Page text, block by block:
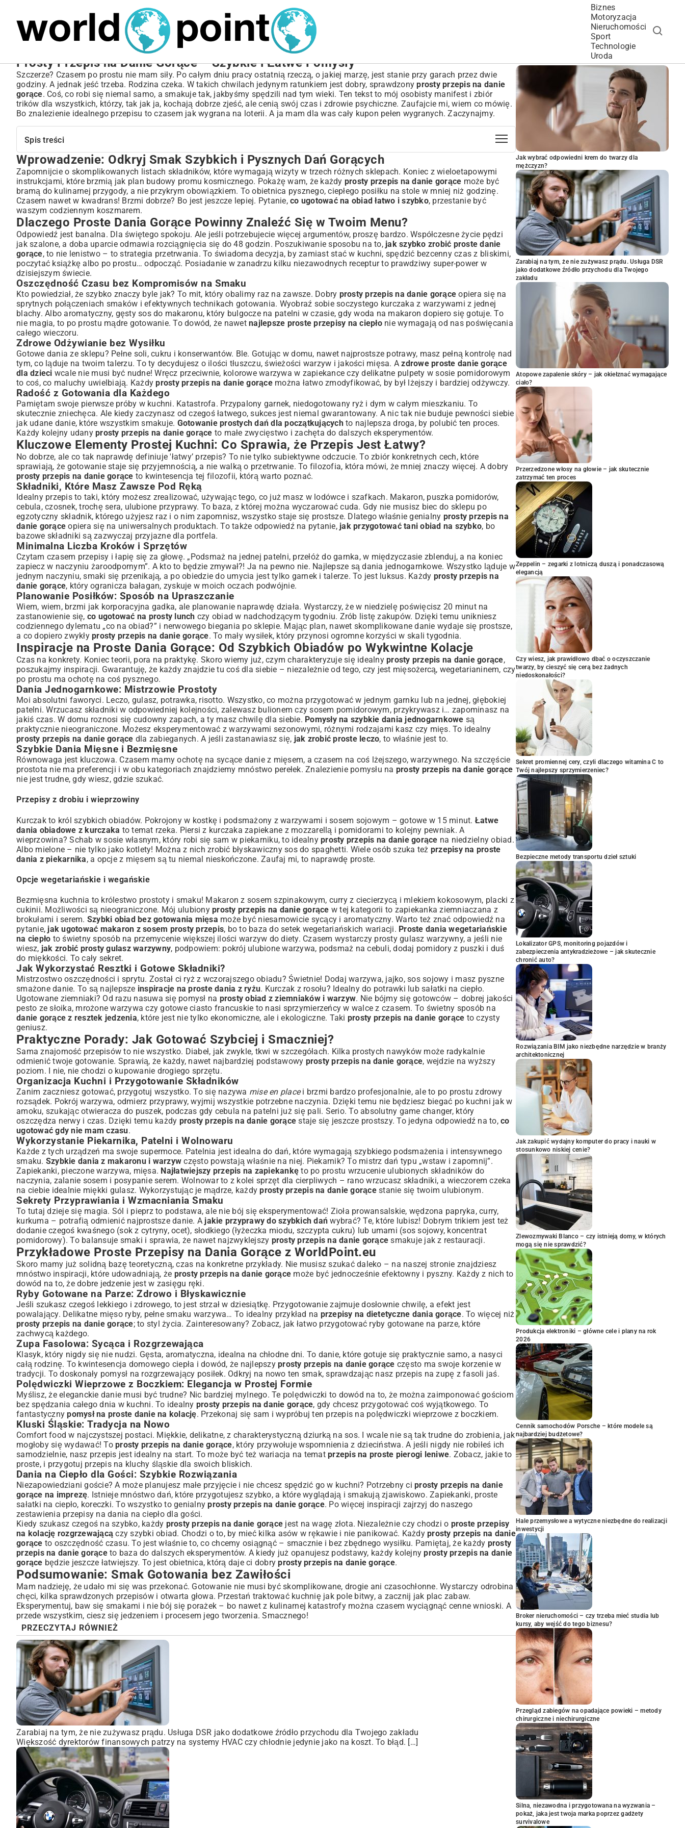
Biznes
Motoryzacja
Nieruchomości
Sport
Technologie
Uroda
Prosty Przepis na Danie Gorące – Szybkie i Łatwe Pomysły
Szczerze? Czasem po prostu nie mam siły. Po całym dniu pracy ostatnią rzeczą, o jakiej marzę, jest stanie przy garach przez dwie
godziny. A jednak jeść trzeba. Rodzina czeka. W takich chwilach jedynym ratunkiem jest dobry, sprawdzonyprosty przepis na danie
gorące. Coś, co robi się niemal samo, a smakuje tak, jakbyśmy spędzili nad tym wieki. Ten tekst to mój osobisty manifest i zbiór
trików dla wszystkich, którzy, tak jak ja, kochają dobrze zjeść, ale cenią swój czas i zdrowie psychiczne. Zaufajcie mi, wiem co mówię.
Bo znalezienie idealnego przepisu to czasem jak wygrana na loterii. A ja mam dla was cały kupon pełen wygranych. Zaczynajmy.
Spis treści
Wprowadzenie: Odkryj Smak Szybkich i Pysznych Dań Gorących
Dlaczego Proste Dania Gorące Powinny Znaleźć Się w Twoim Menu?
Oszczędność Czasu bez Kompromisów na Smaku
Zdrowe Odżywianie bez Wysiłku
Radość z Gotowania dla Każdego
Kluczowe Elementy Prostej Kuchni: Co Sprawia, że Przepis Jest Łatwy?
Składniki, Które Masz Zawsze Pod Ręką
Minimalna Liczba Kroków i Sprzętów
Planowanie Posiłków: Sposób na Upraszczanie
Inspiracje na Proste Dania Gorące: Od Szybkich Obiadów po Wykwintne Kolacje
Dania Jednogarnkowe: Mistrzowie Prostoty
Szybkie Dania Mięsne i Bezmięsne
Jak Wykorzystać Resztki i Gotowe Składniki?
Praktyczne Porady: Jak Gotować Szybciej i Smaczniej?
Organizacja Kuchni i Przygotowanie Składników
Wykorzystanie Piekarnika, Patelni i Wolnowaru
Sekrety Przyprawiania i Wzmacniania Smaku
Przykładowe Proste Przepisy na Dania Gorące z WorldPoint.eu
Ryby Gotowane na Parze: Zdrowo i Błyskawicznie
Zupa Fasolowa: Sycąca i Rozgrzewająca
Polędwiczki Wieprzowe z Boczkiem: Elegancja w Prostej Formie
Kluski Śląskie: Tradycja na Nowo
Dania na Ciepło dla Gości: Szybkie Rozwiązania
Podsumowanie: Smak Gotowania bez Zawiłości
Wprowadzenie: Odkryj Smak Szybkich i Pysznych Dań Gorących
Zapomnijcie o skomplikowanych listach składników, które wymagają wizyty w trzech różnych sklepach. Koniec z wieloetapowymi
instrukcjami, które brzmią jak plan budowy promu kosmicznego. Pokażę wam, że każdy prosty przepis na danie gorące może być
bramą do kulinarnej przygody, a nie przykrym obowiązkiem. To obietnica pysznego, ciepłego posiłku na stole w mniej niż godzinę.
Czasem nawet w kwadrans! Brzmi dobrze? Bo jest jeszcze lepiej. Pytanie, co ugotować na obiad łatwo i szybko, przestanie być
waszym codziennym koszmarem.
Dlaczego Proste Dania Gorące Powinny Znaleźć Się w Twoim Menu?
Odpowiedź jest banalna. Dla świętego spokoju. Ale jeśli potrzebujecie więcej argumentów, proszę bardzo. Współczesne życie pędzi
jak szalone, a doba uparcie odmawia rozciągnięcia się do 48 godzin. Poszukiwanie sposobu na to, jak szybko zrobić proste danie
gorące, to nie lenistwo – to strategia przetrwania. To świadoma decyzja, by zamiast stać w kuchni, spędzić bezcenny czas z bliskimi,
poczytać książkę albo po prostu… odpocząć. Posiadanie w zanadrzu kilku niezawodnych receptur to prawdziwy super-power w
dzisiejszym świecie.
Oszczędność Czasu bez Kompromisów na Smaku
Kto powiedział, że szybko znaczy byle jak? To mit, który obalimy raz na zawsze. Dobry prosty przepis na danie gorące opiera się na
sprytnych połączeniach smaków i efektywnych technikach gotowania. Wyobraź sobie soczystego kurczaka z warzywami z jednej
blachy. Albo aromatyczny, gęsty sos do makaronu, który bulgocze na patelni w czasie, gdy woda na makaron dopiero się gotuje. To
nie magia, to po prostu mądre gotowanie. To dowód, że nawet najlepsze proste przepisy na ciepłonie wymagają od nas poświęcania
całego wieczoru.
Zdrowe Odżywianie bez Wysiłku
Gotowe dania ze sklepu? Pełne soli, cukru i konserwantów. Ble. Gotując w domu, nawet najprostsze potrawy, masz pełną kontrolę nad
tym, co ląduje na twoim talerzu. To ty decydujesz o ilości tłuszczu, świeżości warzyw i jakości mięsa. Azdrowe proste danie gorące
dla dzieci wcale nie musi być nudne! Wręcz przeciwnie, kolorowe warzywa w zapiekance czy delikatne pulpety w sosie pomidorowym
to coś, co maluchy uwielbiają. Każdyprosty przepis na danie gorącemożna łatwo zmodyfikować, by był lżejszy i bardziej odżywczy.
Radość z Gotowania dla Każdego
Pamiętam swoje pierwsze próby w kuchni. Katastrofa. Przypalony garnek, niedogotowany ryż i dym w całym mieszkaniu. To
skutecznie zniechęca. Ale kiedy zaczynasz od czegoś łatwego, sukces jest niemal gwarantowany. A nic tak nie buduje pewności siebie
jak udane danie, które wszystkim smakuje. Gotowanie prostych dań dla początkującychto najlepsza droga, by polubić ten proces.
Każdy kolejny udany prosty przepis na danie gorące to małe zwycięstwo i zachęta do dalszych eksperymentów.
Kluczowe Elementy Prostej Kuchni: Co Sprawia, że Przepis Jest Łatwy?
No dobrze, ale co tak naprawdę definiuje 'łatwy’ przepis? To nie tylko subiektywne odczucie. To zbiór konkretnych cech, które
sprawiają, że gotowanie staje się przyjemnością, a nie walką o przetrwanie. To filozofia, która mówi, że mniej znaczy więcej. A dobry
prosty przepis na danie gorące to kwintesencja tej filozofii, którą warto poznać.
Składniki, Które Masz Zawsze Pod Ręką
Idealny przepis to taki, który możesz zrealizować, używając tego, co już masz w lodówce i szafkach. Makaron, puszka pomidorów,
cebula, czosnek, trochę sera, ulubione przyprawy. To baza, z której można wyczarować cuda. Gdy nie musisz biec do sklepu po
egzotyczny składnik, którego użyjesz raz i o nim zapomnisz, wszystko staje się prostsze. Dlatego właśnie genialny prosty przepis na
danie gorące opiera się na uniwersalnych produktach. To także odpowiedź na pytanie, jak przygotować tani obiad na szybko, bo
bazowe składniki są zazwyczaj przyjazne dla portfela.
Minimalna Liczba Kroków i Sprzętów
Czytam czasem przepisy i łapię się za głowę. „Podsmaż na jednej patelni, przełóż do garnka, w międzyczasie zblenduj, a na koniec
zapiecz w naczyniu żaroodpornym”. A kto to będzie zmywał?! Ja na pewno nie. Najlepsze są dania jednogarnkowe. Wszystko ląduje w
jednym naczyniu, smaki się przenikają, a po obiedzie do umycia jest tylko garnek i talerze. To jest luksus. Każdy prosty przepis na
danie gorące, który ogranicza bałagan, zyskuje w moich oczach podwójnie.
Planowanie Posiłków: Sposób na Upraszczanie
Wiem, wiem, brzmi jak korporacyjna gadka, ale planowanie naprawdę działa. Wystarczy, że w niedzielę poświęcisz 20 minut na
zastanowienie się, co ugotować na prosty lunch czy obiad w nadchodzącym tygodniu. Zrób listę zakupów. Dzięki temu unikniesz
codziennego dylematu „co na obiad?” i nerwowego biegania po sklepie. Mając plan, nawet skomplikowane danie wydaje się prostsze,
a co dopiero zwykły prosty przepis na danie gorące. To mały wysiłek, który przynosi ogromne korzyści w skali tygodnia.
Inspiracje na Proste Dania Gorące: Od Szybkich Obiadów po Wykwintne Kolacje
Czas na konkrety. Koniec teorii, pora na praktykę. Skoro wiemy już, czym charakteryzuje się idealny prosty przepis na danie gorące,
poszukajmy inspiracji. Gwarantuję, że każdy znajdzie tu coś dla siebie – niezależnie od tego, czy jest mięsożercą, wegetarianinem, czy
po prostu ma ochotę na coś pysznego.
Dania Jednogarnkowe: Mistrzowie Prostoty
Moi absolutni faworyci. Leczo, gulasz, potrawka, risotto. Wszystko, co można przygotować w jednym garnku lub na jednej, głębokiej
patelni. Wrzucasz składniki w odpowiedniej kolejności, zalewasz bulionem czy sosem pomidorowym, przykrywasz i… zapominasz na
jakiś czas. W domu roznosi się cudowny zapach, a ty masz chwilę dla siebie. Pomysły na szybkie dania jednogarnkowe są
praktycznie nieograniczone. Możesz eksperymentować z warzywami sezonowymi, różnymi rodzajami kasz czy mięs. To idealny
prosty przepis na danie gorące dla zabieganych. A jeśli zastanawiasz się, jak zrobić proste leczo, to właśnie jest to.
Szybkie Dania Mięsne i Bezmięsne
Równowaga jest kluczowa. Czasem mamy ochotę na sycące danie z mięsem, a czasem na coś lżejszego, warzywnego. Na szczęście
prostota nie ma preferencji i w obu kategoriach znajdziemy mnóstwo perełek. Znalezienie pomysłu na prosty przepis na danie gorące
nie jest trudne, gdy wiesz, gdzie szukać.
Przepisy z drobiu i wieprzowiny
Kurczak to król szybkich obiadów. Pokrojony w kostkę i podsmażony z warzywami i sosem sojowym – gotowe w 15 minut. Łatwe
dania obiadowe z kurczaka to temat rzeka. Piersi z kurczaka zapiekane z mozzarellą i pomidorami to kolejny pewniak. A
wieprzowina? Schab w sosie własnym, który robi się sam w piekarniku, to idealny prosty przepis na danie gorące na niedzielny obiad.
Albo mielone – nie tylko jako kotlety! Można z nich zrobić błyskawiczny sos do spaghetti. Wiele osób szuka też przepisy na proste
dania z piekarnika, a opcje z mięsem są tu niemal nieskończone. Zaufaj mi, to naprawdę proste.
Opcje wegetariańskie i wegańskie
Bezmięsna kuchnia to królestwo prostoty i smaku! Makaron z sosem szpinakowym, curry z ciecierzycą i mlekiem kokosowym, placki z
cukinii. Możliwości są nieograniczone. Mój ulubiony prosty przepis na danie gorące w tej kategorii to zapiekanka ziemniaczana z
brokułami i serem. Szybki obiad bez gotowania mięsa może być niesamowicie sycący i aromatyczny. Warto też znać odpowiedź na
pytanie, jak ugotować makaron z sosem prosty przepis, bo to baza do setek wegetariańskich wariacji. Proste dania wegetariańskie
na ciepło to świetny sposób na przemycenie większej ilości warzyw do diety. Czasem wystarczy prosty gulasz warzywny, a jeśli nie
wiesz, jak zrobić prosty gulasz warzywny, podpowiem: pokrój ulubione warzywa, podsmaż na cebuli, dodaj pomidory z puszki i duś
do miękkości. To cały sekret.
Jak Wykorzystać Resztki i Gotowe Składniki?
Mistrzostwo oszczędności i sprytu. Został ci ryż z wczorajszego obiadu? Świetnie! Dodaj warzywa, jajko, sos sojowy i masz pyszne
smażone danie. To są najlepsze inspiracje na proste dania z ryżu. Kurczak z rosołu? Idealny do potrawki lub sałatki na ciepło.
Ugotowane ziemniaki? Od razu nasuwa się pomysł na prosty obiad z ziemniaków i warzyw. Nie bójmy się gotowców – dobrej jakości
pesto ze słoika, mrożone warzywa czy gotowe ciasto francuskie to nasi sprzymierzeńcy w walce z czasem. To świetny sposób na
danie gorące z resztek jedzenia, które jest nie tylko ekonomiczne, ale i ekologiczne. Taki prosty przepis na danie gorące to czysty
geniusz.
Praktyczne Porady: Jak Gotować Szybciej i Smaczniej?
Sama znajomość przepisów to nie wszystko. Diabeł, jak zwykle, tkwi w szczegółach. Kilka prostych nawyków może radykalnie
odmienić twoje gotowanie. Sprawią, że każdy, nawet najbardziej podstawowy prosty przepis na danie gorące, wejdzie na wyższy
poziom. I nie, nie chodzi o kupowanie drogiego sprzętu.
Organizacja Kuchni i Przygotowanie Składników
Zanim zaczniesz gotować, przygotuj wszystko. To się nazywa mise en placei brzmi bardzo profesjonalnie, ale to po prostu zdrowy
rozsądek. Pokrój warzywa, odmierz przyprawy, wyjmij wszystkie potrzebne naczynia. Dzięki temu nie będziesz biegać po kuchni jak w
amoku, szukając otwieracza do puszek, podczas gdy cebula na patelni już się pali. Serio. To absolutny game changer, który
oszczędza nerwy i czas. Dzięki temu każdy prosty przepis na danie gorące staje się jeszcze prostszy. To jedyna odpowiedź na to, co
ugotować gdy nie mam czasu.
Wykorzystanie Piekarnika, Patelni i Wolnowaru
Każde z tych urządzeń ma swoje supermoce. Patelnia jest idealna do dań, które wymagają szybkiego podsmażenia i intensywnego
smaku. Szybkie dania z makaronu i warzyw często powstają właśnie na niej. Piekarnik? To mistrz dań typu „wstaw i zapomnij”.
Zapiekanki, pieczone warzywa, mięsa. Najłatwiejszy przepis na zapiekankę to po prostu wrzucenie ulubionych składników do
naczynia, zalanie sosem i posypanie serem. Wolnowar to z kolei sprzęt dla cierpliwych – rano wrzucasz składniki, a wieczorem czeka
na ciebie idealnie miękki gulasz. Wykorzystując je mądrze, każdyprosty przepis na danie gorącestanie się twoim ulubionym.
Sekrety Przyprawiania i Wzmacniania Smaku
To tutaj dzieje się magia. Sól i pieprz to podstawa, ale nie bój się eksperymentować! Zioła prowansalskie, wędzona papryka, curry,
kurkuma – potrafią odmienić najprostsze danie. A jakie przyprawy do szybkich dań wybrać? Te, które lubisz! Dobrym trikiem jest też
dodanie czegoś kwaśnego (sok z cytryny, ocet), słodkiego (łyżeczka miodu, szczypta cukru) lub umami (sos sojowy, koncentrat
pomidorowy). To balansuje smaki i sprawia, że nawet najzwyklejszy prosty przepis na danie gorące smakuje jak z restauracji.
Przykładowe Proste Przepisy na Dania Gorące z WorldPoint.eu
Skoro mamy już solidną bazę teoretyczną, czas na konkretne przykłady. Nie musisz szukać daleko – na naszej stronie znajdziesz
mnóstwo inspiracji, które udowadniają, że prosty przepis na danie gorące może być jednocześnie efektowny i pyszny. Każdy z nich to
dowód na to, że dobre jedzenie jest w zasięgu ręki.
Ryby Gotowane na Parze: Zdrowo i Błyskawicznie
Jeśli szukasz czegoś lekkiego i zdrowego, to jest strzał w dziesiątkę. Przygotowanie zajmuje dosłownie chwilę, a efekt jest
powalający. Delikatne mięso ryby, pełne smaku warzywa… To idealny przykład na przepisy na dietetyczne dania gorące. To więcej niż
prosty przepis na danie gorące; to styl życia. Zainteresowany? Zobacz, jak łatwo przygotować ryby gotowane na parze, które
zachwycą każdego.
Zupa Fasolowa: Sycąca i Rozgrzewająca
Klasyk, który nigdy się nie nudzi. Gęsta, aromatyczna, idealna na chłodne dni. To danie, które gotuje się praktycznie samo, a nasyci
całą rodzinę. To kwintesencja domowego ciepła i dowód, że najlepszy prosty przepis na danie gorące często ma swoje korzenie w
tradycji. To doskonały pomysł na rozgrzewający posiłek. Odkryj na nowo ten smak, sprawdzając nasz przepis na zupę z fasoli jaś.
Polędwiczki Wieprzowe z Boczkiem: Elegancja w Prostej Formie
Myślisz, że eleganckie danie musi być trudne? Nic bardziej mylnego. Te polędwiczki to dowód na to, że można zaimponować gościom
bez spędzania całego dnia w kuchni. To idealny prosty przepis na danie gorące, gdy chcesz przygotować coś wyjątkowego. To
fantastycznypomysł na proste danie na kolację. Przekonaj się sam i wypróbuj ten przepis na polędwiczki wieprzowe z boczkiem.
Kluski Śląskie: Tradycja na Nowo
Comfort food w najczystszej postaci. Miękkie, delikatne, z charakterystyczną dziurką na sos. I wcale nie są tak trudne do zrobienia, jak
mogłoby się wydawać! To prosty przepis na danie gorące, który przywołuje wspomnienia z dzieciństwa. A jeśli nigdy nie robiłeś ich
samodzielnie, nasz przepis jest idealny na start. To może być też wariacja na temat przepis na proste pierogi leniwe. Zobacz, jakie to
proste, i przygotuj przepis na kluchy śląskie dla swoich bliskich.
Dania na Ciepło dla Gości: Szybkie Rozwiązania
Niezapowiedziani goście? A może planujesz małe przyjęcie i nie chcesz spędzić go w kuchni? Potrzebny ci prosty przepis na danie
gorące na imprezę. Istnieje mnóstwo dań, które przygotujesz szybko, a które wyglądają i smakują zjawiskowo. Zapiekanki, proste
sałatki na ciepło, koreczki. To wszystko to genialnyprosty przepis na danie gorące. Po więcej inspiracji zajrzyj do naszego
zestawienia przepisy na dania na ciepło dla gości.
Kiedy szukasz czegoś na szybko, każdy prosty przepis na danie gorące jest na wagę złota. Niezależnie czy chodzi o proste przepisy
na kolację rozgrzewającą czy szybki obiad. Chodzi o to, by mieć kilka asów w rękawie i nie panikować. Każdy prosty przepis na danie
gorące to oszczędność czasu. To jest właśnie to, co chcemy osiągnąć – smacznie i bez zbędnego wysiłku. Pamiętaj, że każdy prosty
przepis na danie gorąceto baza do dalszych eksperymentów. A kiedy już opanujesz podstawy, każdy kolejnyprosty przepis na danie
gorące będzie jeszcze łatwiejszy. To jest obietnica, którą daje ci dobryprosty przepis na danie gorące.
Podsumowanie: Smak Gotowania bez Zawiłości
Mam nadzieję, że udało mi się was przekonać. Gotowanie nie musi być skomplikowane, drogie ani czasochłonne. Wystarczy odrobina
chęci, kilka sprawdzonych przepisów i otwarta głowa. Przestań traktować kuchnię jak pole bitwy, a zacznij jak plac zabaw.
Eksperymentuj, baw się smakami i nie bój się porażek – bo nawet z kulinarnej katastrofy można czasem wyciągnąć cenne wnioski. A
przede wszystkim, ciesz się jedzeniem i procesem jego tworzenia. Smacznego!
PRZECZYTAJ RÓWNIEŻ
Zarabiaj na tym, że nie zużywasz prądu. Usługa DSR jako dodatkowe źródło przychodu dla Twojego zakładu
Większość dyrektorów finansowych patrzy na systemy HVAC czy chłodnie jedynie jako na koszt. To błąd. […]
POPULARNE ARTYKUŁY
Jak wybrać odpowiedni krem do twarzy dla
mężczyzn?
Zarabiaj na tym, że nie zużywasz prądu. Usługa DSR
jako dodatkowe źródło przychodu dla Twojego
zakładu
Atopowe zapalenie skóry – jak okiełznać wymagające
ciało?
Przerzedzone włosy na głowie – jak skutecznie
zatrzymać ten proces
Zeppelin – zegarki z lotniczą duszą i ponadczasową
elegancją
Czy wiesz, jak prawidłowo dbać o oczyszczanie
twarzy, by cieszyć się cerą bez żadnych
niedoskonałości?
Sekret promiennej cery, czyli dlaczego witamina C to
Twój najlepszy sprzymierzeniec?
Bezpieczne metody transportu dzieł sztuki
Lokalizator GPS, monitoring pojazdów i
zabezpieczenia antykradzieżowe – jak skutecznie
chronić auto?
Rozwiązania BIM jako niezbędne narzędzie w branży
architektonicznej
Jak zakupić wydajny komputer do pracy i nauki w
stosunkowo niskiej cenie?
Zlewozmywaki Blanco – czy istnieją domy, w których
mogą się nie sprawdzić?
Produkcja elektroniki – główne cele i plany na rok
2026
Cennik samochodów Porsche – które modele są
najbardziej budżetowe?
Hale przemysłowe a wytyczne niezbędne do realizacji
inwestycji
Broker nieruchomości – czy trzeba mieć studia lub
kursy, aby wejść do tego biznesu?
Przegląd zabiegów na opadające powieki – metody
chirurgiczne i niechirurgiczne
Silna, niezawodna i przygotowana na wyzwania –
pokaż, jaka jest twoja marka poprzez gadżety
survivalowe